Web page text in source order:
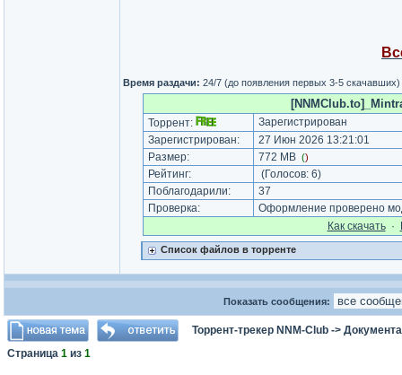
Время раздачи: 24/7 (до появления первых 3-5 скачавших)
Торрент:
Зарегистрирован
Зарегистрирован:
27 Июн 2026 13:21:01
Размер:
772 MB ()
Рейтинг: (Голосов: 6)
Поблагодарили:
37
Проверка:
Оформление проверено
Как cкачать·
Список файлов в торренте
Показать сообщения:
Торрент-трекер NNM-Club ->
Страница 1 из 1